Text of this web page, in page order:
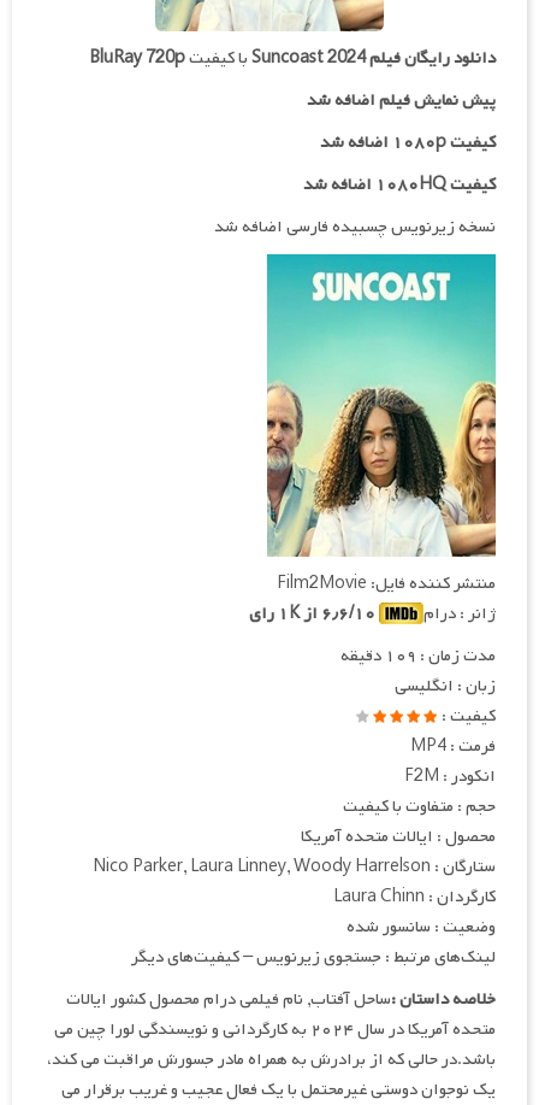
دانلود رایگان فیلمSuncoast 2024با کیفیتBluRay 720p
پیش نمایش فیلم اضافه شد
کیفیت ۱۰۸۰p اضافه شد
کیفیت ۱۰۸۰HQ اضافه شد
نسخه زیرنویس چسبیده فارسی اضافه شد
منتشر کننده فایل: Film2Movie
ژانر : درام
مدت زمان : ۱۰۹ دقیقه
زبان : انگلیسی
کیفیت :
فرمت : MP4
انکودر : F2M
حجم : متفاوت با کیفیت
محصول : ایالات متحده آمریکا
ستارگان : Nico Parker, Laura Linney, Woody Harrelson
کارگردان : Laura Chinn
وضعیت : سانسور شده
لینک‌های مرتبط : جستجوی زیرنویس – کیفیت‌های دیگر
خلاصه داستان :ساحل آفتاب, نام فیلمی درام محصول کشور ایالات
متحده آمریکا در سال ۲۰۲۴ به کارگردانی و نویسندگی لورا چین می
باشد.در حالی که از برادرش به همراه مادر جسورش مراقبت می کند،
یک نوجوان دوستی غیرمحتمل با یک فعال عجیب و غریب برقرار می